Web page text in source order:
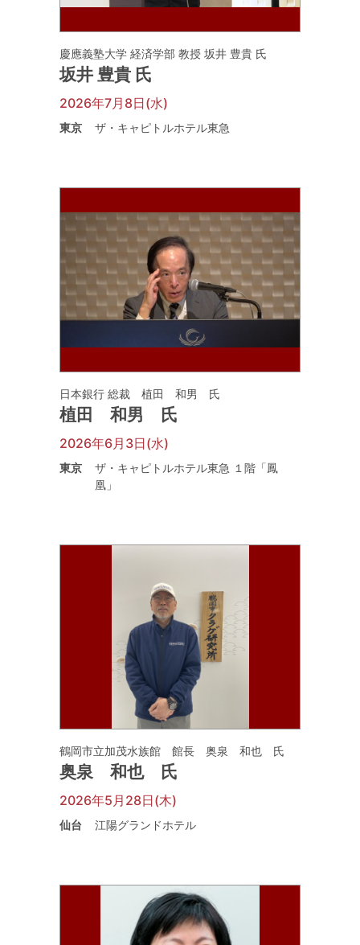
慶應義塾大学 経済学部 教授 坂井 豊貴 氏
坂井 豊貴 氏
2026年7月8日(水)
東京 ザ・キャピトルホテル東急
日本銀行 総裁 植田 和男 氏
植田 和男 氏
2026年6月3日(水)
東京
ザ・キャピトルホテル東急 １階「鳳
凰」
鶴岡市立加茂水族館 館長 奥泉 和也 氏
奥泉 和也 氏
2026年5月28日(木)
仙台 江陽グランドホテル